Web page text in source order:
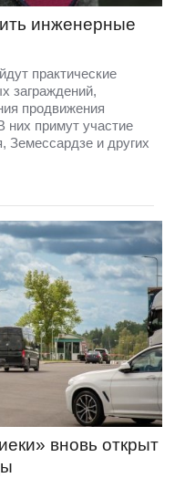
инженерные
практические
заграждений,
продвижения
них примут участие
Земессардзе и других
вновь открыт